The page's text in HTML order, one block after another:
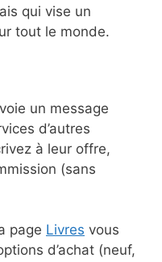
qui vise un
tout le monde.
un message
d’autres
à leur offre,
(sans
page Livres vous
d’achat (neuf,